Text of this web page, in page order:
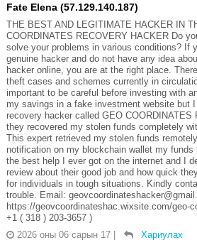
Fate Elena (57.129.140.187)
THE BEST AND LEGITIMATE HACKER IN
COORDINATES RECOVERY HACKER Do
solve your problems in various conditions? If
genuine hacker and do not have any idea
hacker online, you are at the right place.
theft cases and schemes currently in
important to be careful before investing with
my savings in a fake investment website but
recovery hacker called GEO COORDINATES
they recovered my stolen funds completely
This expert retrieved my stolen funds
notification on my blockchain wallet my funds
the best help I ever got on the internet and I
review about their good job and how quick
for individuals in tough situations. Kindly
trouble. Email:
https://geovcoordinateshac.wixsite.com/geo-
+1 ( 318 ) 203-3657 )
2026 оны 06 сарын 17 | Хариулах